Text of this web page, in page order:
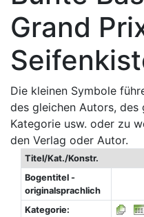
Grand
Die kleinen Symbole
des gleichen Autors, des
Kategorie usw. oder zu
den Verlag oder Autor.
Titel/Kat./Konstr.
Bogentitel -
originalsprachlich
Kategorie: